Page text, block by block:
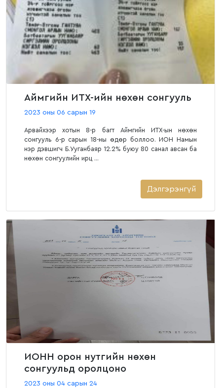
Аймгийн ИТХ-ийн нөхөн сонгууль
2023 оны 06 сарын 19
Арвайхээр хотын 8-р багт Аймгийн ИТХ-ын нөхөн
сонгууль 6-р сарын 18-ны өдөр боллоо. ИОН Намын
нэр дэвшигч Б.Ууганбаяр 12.2% буюу 80 санал авсан ба
нөхөн сонгуулийн ирц ...
Дэлгэрэнгүй
ИОНН орон нутгийн нөхөн
сонгуульд оролцоно
2023 оны 04 сарын 24